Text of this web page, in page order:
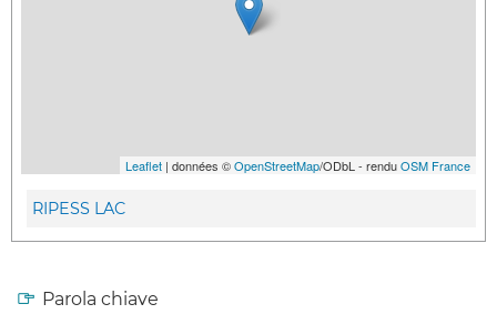
Leaflet | données ©OpenStreetMap/ODbL - renduOSM France
RIPESS LAC
Parola chiave